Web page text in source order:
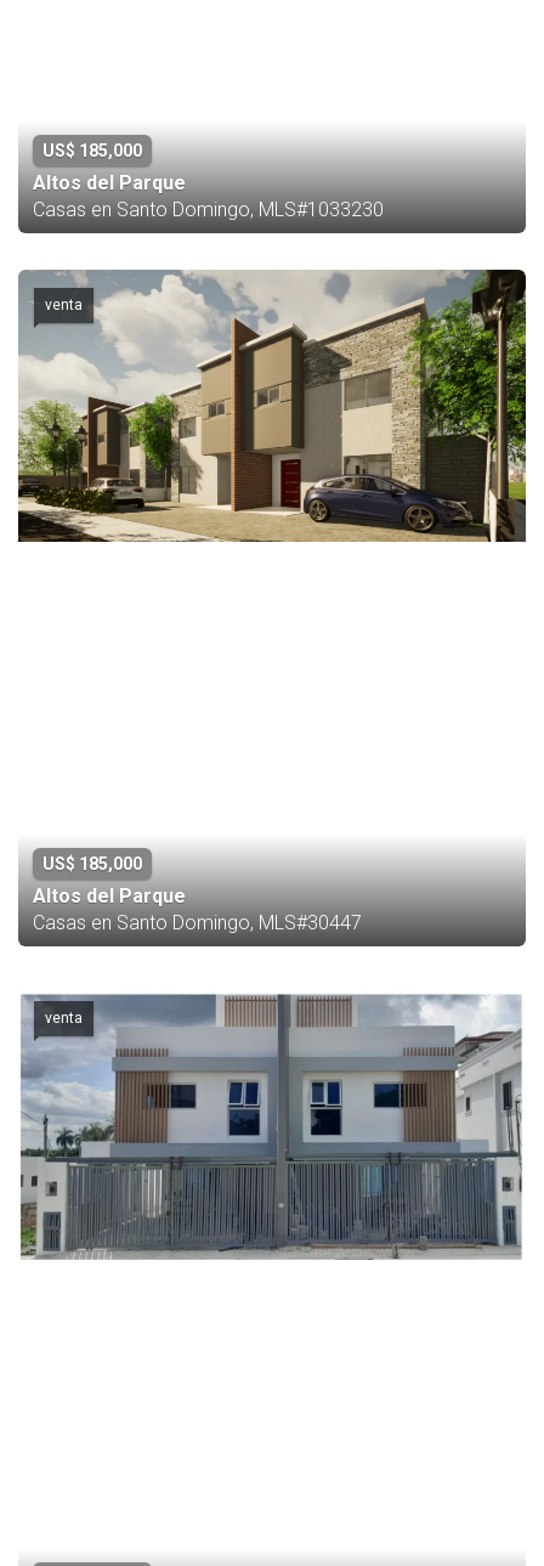
US$ 185,000
Altos del Parque
Casas en Santo Domingo, MLS#1033230
venta
US$ 185,000
Altos del Parque
Casas en Santo Domingo, MLS#30447
venta